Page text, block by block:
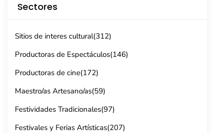
Sectores
Sitios de interes cultural(312)
Productoras de Espectáculos(146)
Productoras de cine(172)
Maestro/as Artesano/as(59)
Festividades Tradicionales(97)
Festivales y Ferias Artísticas(207)